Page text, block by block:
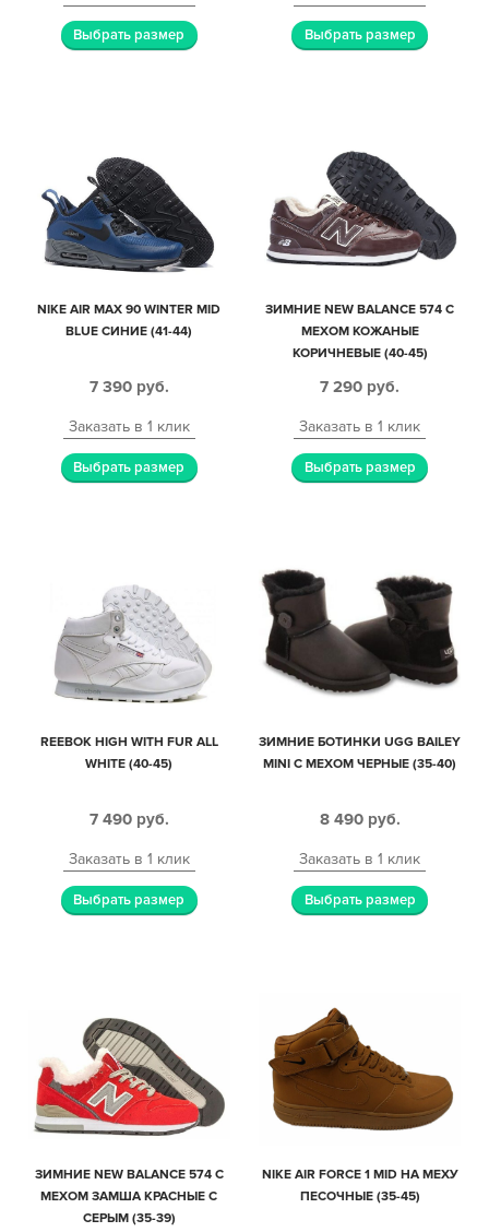
Выбрать размер Выбрать размер
NIKE AIR MAX 90 WINTER MID
BLUE СИНИЕ (41-44)
7 390 руб.
Заказать в 1 клик
Выбрать размер
ЗИМНИЕ NEW BALANCE 574 С
МЕХОМ КОЖАНЫЕ
КОРИЧНЕВЫЕ (40-45)
7 290 руб.
Заказать в 1 клик
Выбрать размер
REEBOK HIGH WITH FUR ALL
WHITE (40-45)
7 490 руб.
Заказать в 1 клик
Выбрать размер
ЗИМНИЕ БОТИНКИ UGG BAILEY
MINI С МЕХОМ ЧЕРНЫЕ (35-40)
8 490 руб.
Заказать в 1 клик
Выбрать размер
ЗИМНИЕ NEW BALANCE 574 С
МЕХОМ ЗАМША КРАСНЫЕ С
СЕРЫМ (35-39)
NIKE AIR FORCE 1 MID НА МЕХУ
ПЕСОЧНЫЕ (35-45)